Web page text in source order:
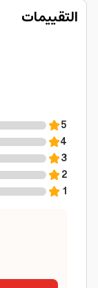
التقييمات
5
4
3
2
1